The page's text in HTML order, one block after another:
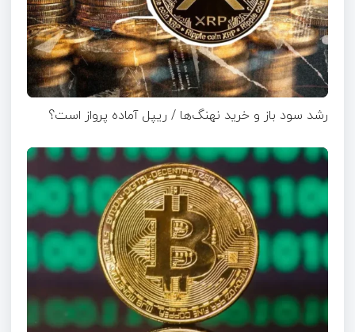
رشد سود باز و خرید نهنگ‌ها / ریپل آماده پرواز است؟